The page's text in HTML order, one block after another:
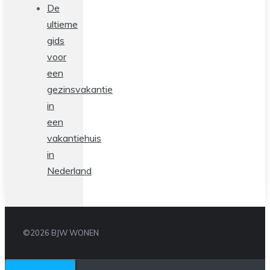
De
ultieme
gids
voor
een
gezinsvakantie
in
een
vakantiehuis
in
Nederland
©2026 BJW WONEN